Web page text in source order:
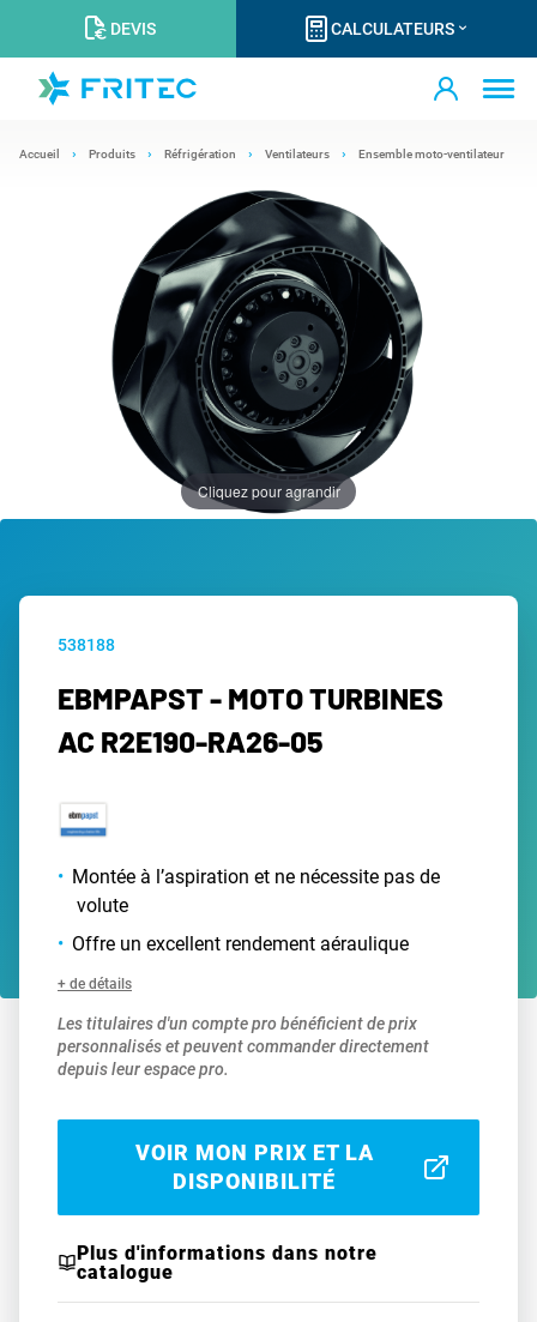
DEVIS CALCULATEURS
Accueil Produits Réfrigération Ventilateurs Ensemble moto-ventilateur
Cliquez pour agrandir
538188
EBMPAPST - MOTO TURBINES
AC R2E190-RA26-05
Montée à l’aspiration et ne nécessite pas de
volute
Offre un excellent rendement aéraulique
+ de détails
Les titulaires d'un compte pro bénéficient de prix
personnalisés et peuvent commander directement
depuis leur espace pro.
VOIR MON PRIX ET LA
DISPONIBILITÉ
Plus d'informations dans notre
catalogue